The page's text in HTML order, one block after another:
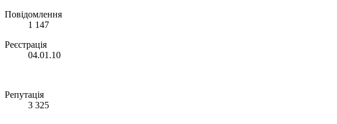
Повідомлення
1 147
Реєстрація
04.01.10
Репутація
3 325